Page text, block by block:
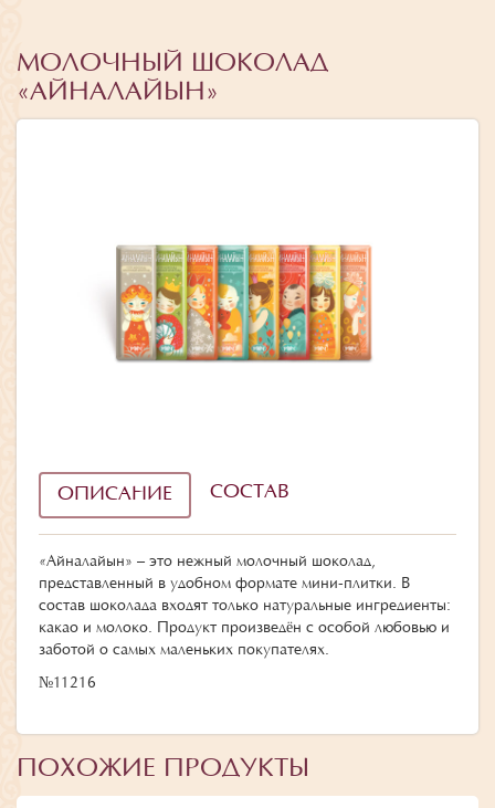
МОЛОЧНЫЙ ШОКОЛАД
«АЙНАЛАЙЫН»
ОПИСАНИЕ СОСТАВ
«Айналайын» – это нежный молочный шоколад,
представленный в удобном формате мини-плитки. В
состав шоколада входят только натуральные ингредиенты:
какао и молоко. Продукт произведён с особой любовью и
заботой о самых маленьких покупателях.
№11216
ПОХОЖИЕ ПРОДУКТЫ